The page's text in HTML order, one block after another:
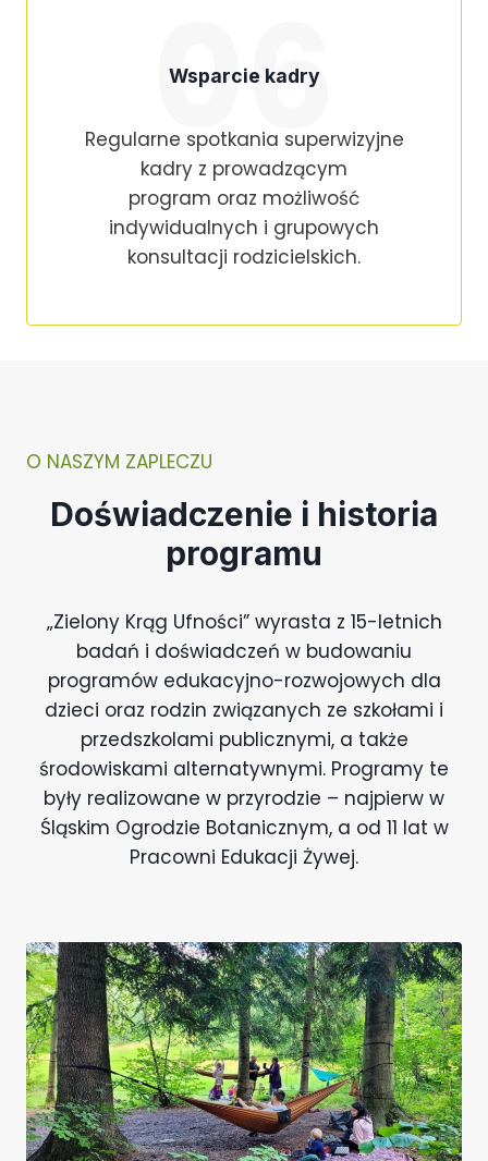
06
Wsparcie kadry
Regularne spotkania superwizyjne
kadry z prowadzącym
program oraz możliwość
indywidualnych i grupowych
konsultacji rodzicielskich.
O NASZYM ZAPLECZU
Doświadczenie i historia
programu
„Zielony Krąg Ufności” wyrasta z 15-letnich
badań i doświadczeń w budowaniu
programów edukacyjno-rozwojowych dla
dzieci oraz rodzin związanych ze szkołami i
przedszkolami publicznymi, a także
środowiskami alternatywnymi. Programy te
były realizowane w przyrodzie – najpierw w
Śląskim Ogrodzie Botanicznym, a od 11 lat w
Pracowni Edukacji Żywej.